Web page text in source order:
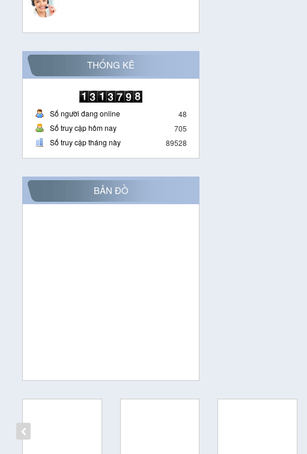
THỐNG KÊ
Số người đang online
48
Số truy cập hôm nay
705
Số truy cập tháng này
89528
BẢN ĐỒ